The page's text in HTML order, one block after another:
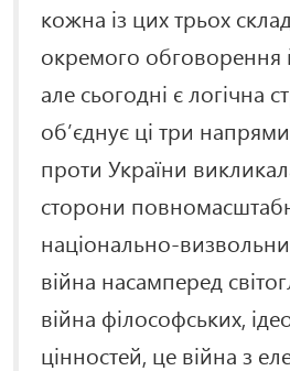
кожна із цих трьох
окремого обговорення
але сьогодні є логічна
об’єднує ці три
проти України
сторони
національно-
війна насамперед
війна філософських,
цінностей, це війна з